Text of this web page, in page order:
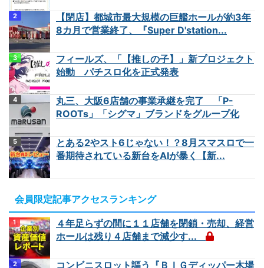
【閉店】都城市最大規模の巨艦ホールが約3年
8カ月で営業終了、『Super D'station...
フィールズ、「【推しの子】」新プロジェクト
始動 パチスロ化を正式発表
丸三、大阪6店舗の事業承継を完了 「P-
ROOTs」「シグマ」ブランドをグループ化
とある2やスト6じゃない！？8月スマスロで一
番期待されている新台をAIが暴く【新...
会員限定記事アクセスランキング
４年足らずの間に１１店舗を閉鎖・売却、経営
ホールは残り４店舗まで減少す...
コンビニスロット謳う『ＢＩＧディッパー木場